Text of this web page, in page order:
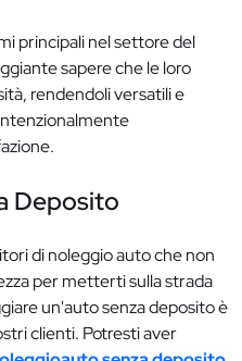
principali nel settore del
sapere che le loro
rendendoli versatili e
Deposito
di noleggio auto che non
per metterti sulla strada
un'auto senza deposito è
clienti. Potresti aver